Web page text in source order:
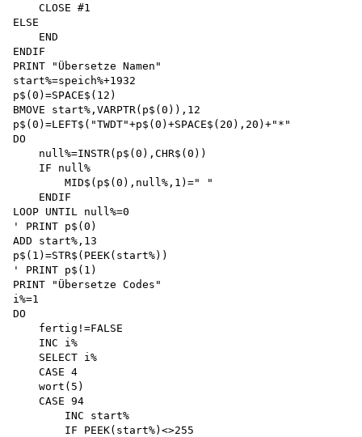
    CLOSE #1
ELSE
    END
ENDIF
PRINT "Übersetze Namen"
start%=speich%+1932
p$(0)=SPACE$(12)
BMOVE start%,VARPTR(p$(0)),12
p$(0)=LEFT$("TWDT"+p$(0)+SPACE$(20),20)+"*"
DO
    null%=INSTR(p$(0),CHR$(0))
    IF null%
        MID$(p$(0),null%,1)=" "
    ENDIF
LOOP UNTIL null%=0
' PRINT p$(0)
ADD start%,13
p$(1)=STR$(PEEK(start%))
' PRINT p$(1)
PRINT "Übersetze Codes"
i%=1
DO
    fertig!=FALSE
    INC i%
    SELECT i%
    CASE 4
    wort(5)
    CASE 94
        INC start%
        IF PEEK(start%)<>255